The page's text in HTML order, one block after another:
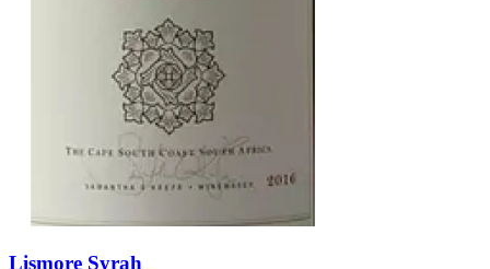
Lismore Syrah